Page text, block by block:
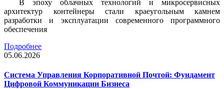
В эпоху облачных технологий и микросервисных
архитектур контейнеры стали краеугольным камнем
разработки и эксплуатации современного программного
обеспечения
Подробнее
05.06.2026
Система Управления Корпоративной Почтой: Фундамент
Цифровой Коммуникации Бизнеса